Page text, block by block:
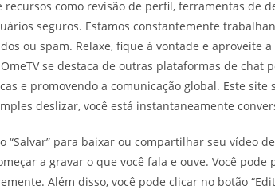
como revisão de perfil, ferramentas de
seguros. Estamos constantemente
ou spam. Relaxe, fique à vontade e aproveite
se destaca de outras plataformas de chat
e promovendo a comunicação global. Este site
deslizar, você está instantaneamente
“Salvar” para baixar ou compartilhar seu vídeo
a gravar o que você fala e ouve. Você
Além disso, você pode clicar no botão